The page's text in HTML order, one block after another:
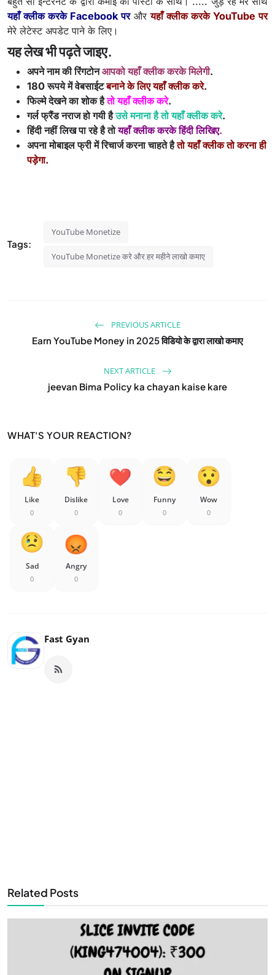
यहाँ क्लीक करके Facebook परऔरयहाँ क्लीक करके YouTube पर
मेरे लेटेस्ट अपडेट पाने के लिए।
यह लेख भी पढ़ते जाइए.
अपने नाम की रिंगटोनआपको यहाँ क्लीक करके मिलेगी.
180 रूपये में वेबसाईटबनाने के लिए यहाँ क्लीक करे.
फिल्मे देखने का शोक हैतो यहाँ क्लीक करे.
गर्ल फ्रैंड नराज हो गयी हैउसे मनाना है तो यहाँ क्लीक करे.
हिंदी नहीं लिख पा रहे है तोयहाँ क्लीक करके हिंदी लिखिए.
अपना मोबाइल फ्री में रिचार्ज करना चाहते हैतो यहाँ क्लीक तो करना ही
पड़ेगा.
Tags:
YouTube Monetize
YouTube Monetize करे और हर महीने लाखो कमाए
PREVIOUS ARTICLE
Earn YouTube Money in 2025 विडियो के द्वारा लाखो कमाए
NEXT ARTICLE
jeevan Bima Policy ka chayan kaise kare
WHAT'S YOUR REACTION?
Like
0
Dislike
0
Love
0
Funny
0
Wow
0
Sad
0
Angry
0
Fast Gyan
Related Posts